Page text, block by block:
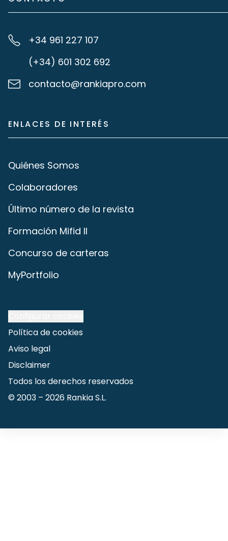
+34 961 227 107
(+34) 601 302 692
contacto@rankiapro.com
ENLACES DE INTERÉS
Quiénes Somos
Colaboradores
Último número de la revista
Formación Mifid II
Concurso de carteras
MyPortfolio
Política de cookies
Aviso legal
Disclaimer
Todos los derechos reservados
© 2003 – 2026 Rankia S.L.